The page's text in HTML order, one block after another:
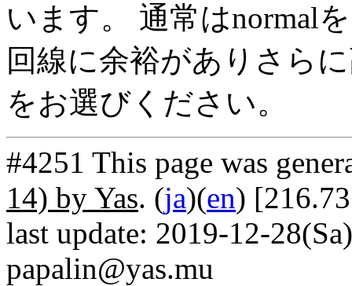
います。 通常はnormal
回線に余裕がありさら
をお選びください。
#4251 This page was
14) by Yas. (ja)(en)
last update: 2019-12-
papalin@yas.mu